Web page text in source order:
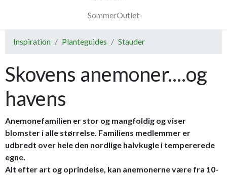
SommerOutlet
Inspiration Planteguides Stauder
Skovens anemoner....og
havens
Anemonefamilien er stor og mangfoldig og viser
blomster i alle størrelse. Familiens medlemmer er
udbredt over hele den nordlige halvkugle i tempererede
egne.
Alt efter art og oprindelse, kan anemonerne være fra 10-